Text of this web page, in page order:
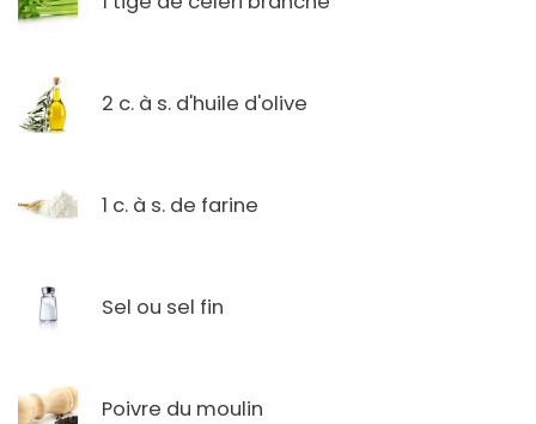
2 c. à s. d'huile d'olive
1 c. à s. de farine
Sel ou sel fin
Poivre du moulin